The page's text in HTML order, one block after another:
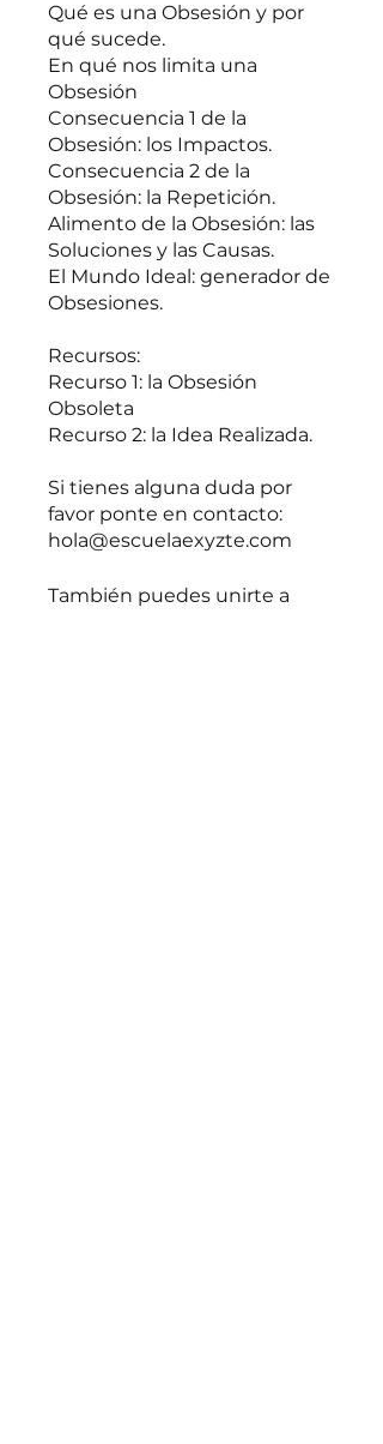
Qué es una Obsesión y por
qué sucede.
En qué nos limita una
Obsesión
Consecuencia 1 de la
Obsesión: los Impactos.
Consecuencia 2 de la
Obsesión: la Repetición.
Alimento de la Obsesión: las
Soluciones y las Causas.
El Mundo Ideal: generador de
Obsesiones.
Recursos:
Recurso 1: la Obsesión
Obsoleta
Recurso 2: la Idea Realizada.
Si tienes alguna duda por
favor ponte en contacto:
También puedes unirte a